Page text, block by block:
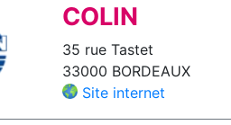
COLIN
35 rue Tastet
33000 BORDEAUX
Site internet